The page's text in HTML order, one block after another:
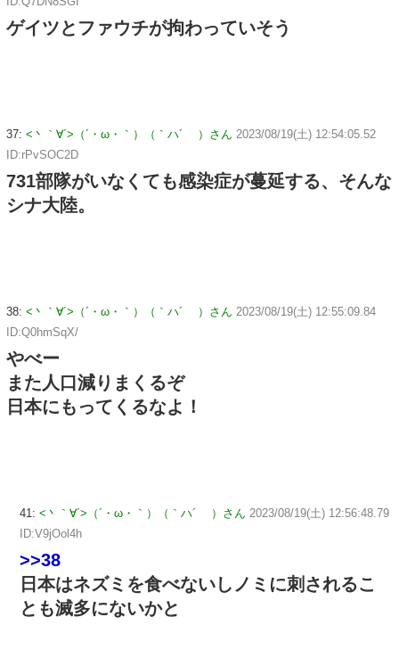
ゲイツとファウチが拘わっていそう
37: <丶｀∀´>（´・ω・｀）（｀ハ´ ）さん 2023/08/19(土) 12:54:05.52
ID:rPvSOC2D
731部隊がいなくても感染症が蔓延する、そんな
シナ大陸。
38: <丶｀∀´>（´・ω・｀）（｀ハ´ ）さん 2023/08/19(土) 12:55:09.84
ID:Q0hmSqX/
やべー
また人口減りまくるぞ
日本にもってくるなよ！
41: <丶｀∀´>（´・ω・｀）（｀ハ´ ）さん 2023/08/19(土) 12:56:48.79
ID:V9jOol4h
>>38
日本はネズミを食べないしノミに刺されるこ
とも滅多にないかと